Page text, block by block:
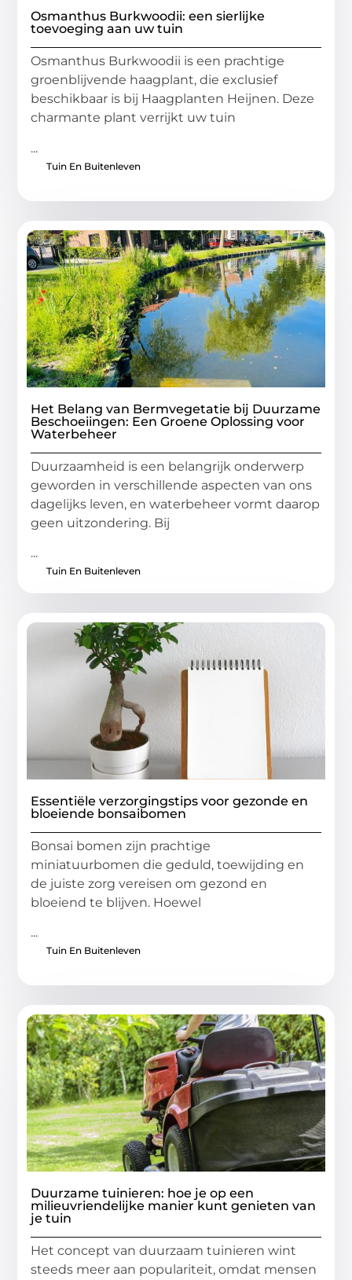
Osmanthus Burkwoodii: een sierlijke
toevoeging aan uw tuin
Osmanthus Burkwoodii is een prachtige
groenblijvende haagplant, die exclusief
beschikbaar is bij Haagplanten Heijnen. Deze
charmante plant verrijkt uw tuin
...
Tuin En Buitenleven
Het Belang van Bermvegetatie bij Duurzame
Beschoeiingen: Een Groene Oplossing voor
Waterbeheer
Duurzaamheid is een belangrijk onderwerp
geworden in verschillende aspecten van ons
dagelijks leven, en waterbeheer vormt daarop
geen uitzondering. Bij
...
Tuin En Buitenleven
Essentiële verzorgingstips voor gezonde en
bloeiende bonsaibomen
Bonsai bomen zijn prachtige
miniatuurbomen die geduld, toewijding en
de juiste zorg vereisen om gezond en
bloeiend te blijven. Hoewel
...
Tuin En Buitenleven
Duurzame tuinieren: hoe je op een
milieuvriendelijke manier kunt genieten van
je tuin
Het concept van duurzaam tuinieren wint
steeds meer aan populariteit, omdat mensen